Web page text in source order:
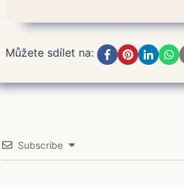
Můžete sdílet na:
Subscribe